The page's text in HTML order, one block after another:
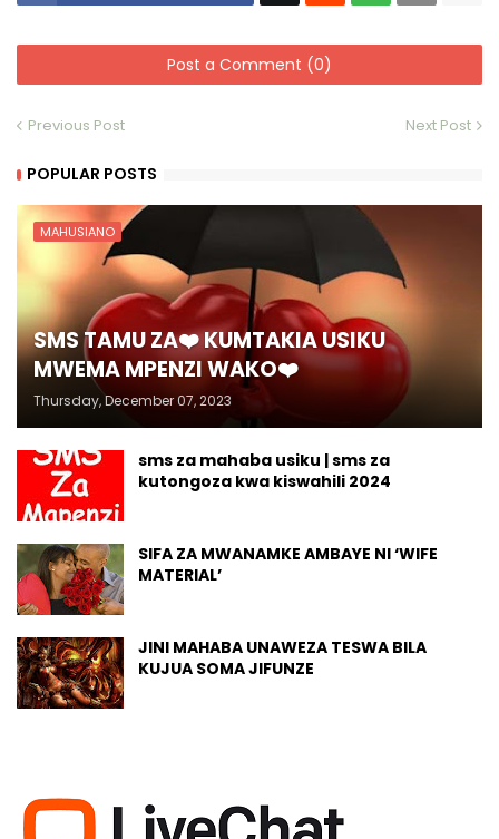
Post a Comment (0)
Previous Post Next Post
POPULAR POSTS
MAHUSIANO
SMS TAMU ZA❤️ KUMTAKIA USIKU
MWEMA MPENZI WAKO❤️
Thursday, December 07, 2023
sms za mahaba usiku | sms za
kutongoza kwa kiswahili 2024
SIFA ZA MWANAMKE AMBAYE NI ‘WIFE
MATERIAL’
JINI MAHABA UNAWEZA TESWA BILA
KUJUA SOMA JIFUNZE